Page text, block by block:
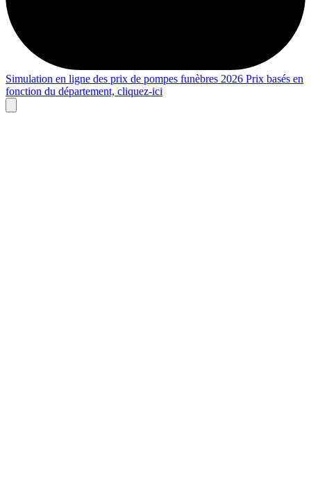
Simulation en ligne des prix de pompes funèbres 2026 Prix basés en
fonction du département, cliquez-ici